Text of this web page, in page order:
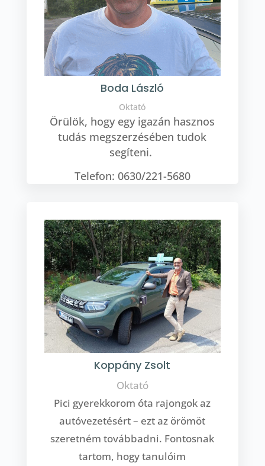
Boda László
Oktató
Örülök, hogy egy igazán hasznos
tudás megszerzésében tudok
segíteni.
Telefon: 0630/221-5680
Koppány Zsolt
Oktató
Pici gyerekkorom óta rajongok az
autóvezetésért – ezt az örömöt
szeretném továbbadni. Fontosnak
tartom, hogy tanulóim